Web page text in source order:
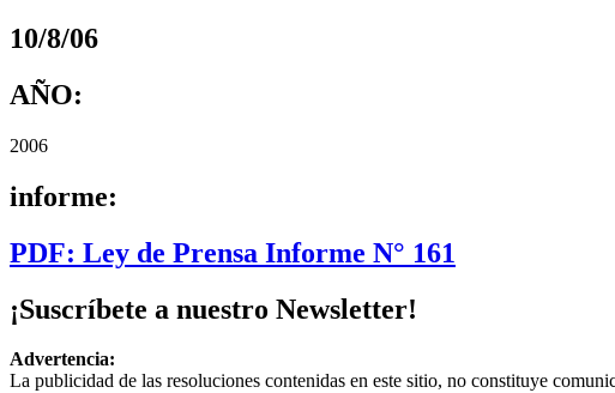
10/8/06
AÑO:
2006
informe:
PDF: Ley de Prensa Informe N° 161
¡Suscríbete a nuestro Newsletter!
Advertencia:
La publicidad de las resoluciones contenidas en este sitio, no constituye